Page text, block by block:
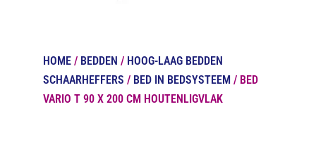
HOME/ BEDDEN / HOOG-LAAG BEDDEN
SCHAARHEFFERS / BED IN BEDSYSTEEM / BED
VARIO T 90 X 200 CM HOUTENLIGVLAK